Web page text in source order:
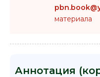
материала
Аннотация